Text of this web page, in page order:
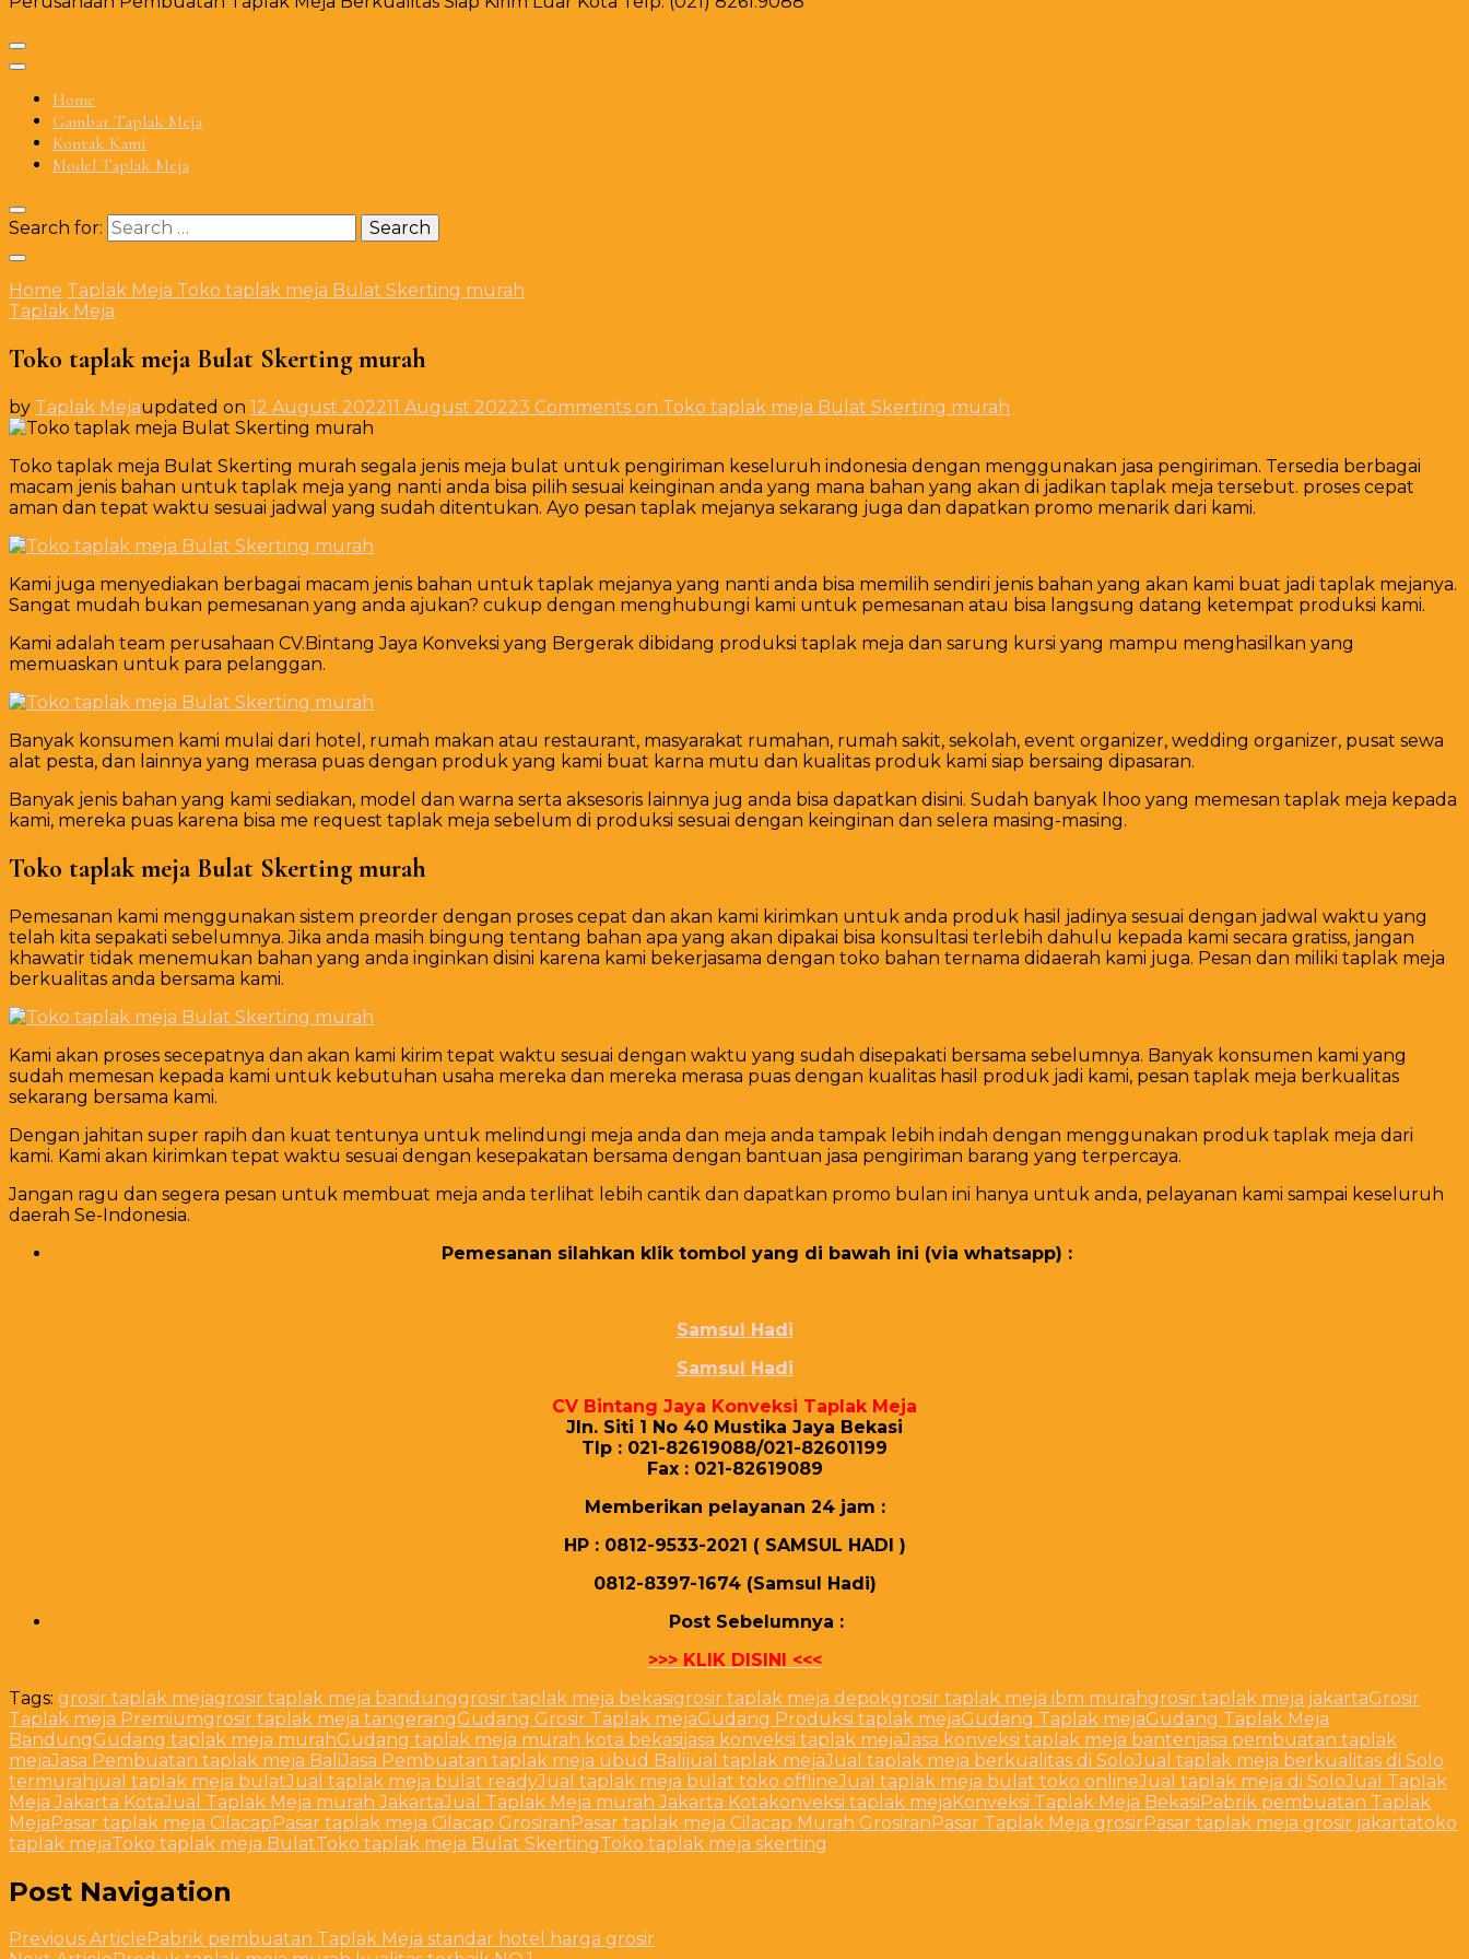
Home
Gambar Taplak Meja
Kontak Kami
Model Taplak Meja
Search for:
Home Taplak Meja Toko taplak meja Bulat Skerting murah
Taplak Meja
Toko taplak meja Bulat Skerting murah
by Taplak Mejaupdated on 12 August 202211 August 20223 Comments on Toko taplak meja Bulat Skerting murah
Toko taplak meja Bulat Skerting murah segala jenis meja bulat untuk pengiriman keseluruh indonesia dengan menggunakan jasa pengiriman. Tersedia berbagai
macam jenis bahan untuk taplak meja yang nanti anda bisa pilih sesuai keinginan anda yang mana bahan yang akan di jadikan taplak meja tersebut. proses cepat
aman dan tepat waktu sesuai jadwal yang sudah ditentukan. Ayo pesan taplak mejanya sekarang juga dan dapatkan promo menarik dari kami.
Kami juga menyediakan berbagai macam jenis bahan untuk taplak mejanya yang nanti anda bisa memilih sendiri jenis bahan yang akan kami buat jadi taplak mejanya.
Sangat mudah bukan pemesanan yang anda ajukan? cukup dengan menghubungi kami untuk pemesanan atau bisa langsung datang ketempat produksi kami.
Kami adalah team perusahaan CV.Bintang Jaya Konveksi yang Bergerak dibidang produksi taplak meja dan sarung kursi yang mampu menghasilkan yang
memuaskan untuk para pelanggan.
Banyak konsumen kami mulai dari hotel, rumah makan atau restaurant, masyarakat rumahan, rumah sakit, sekolah, event organizer, wedding organizer, pusat sewa
alat pesta, dan lainnya yang merasa puas dengan produk yang kami buat karna mutu dan kualitas produk kami siap bersaing dipasaran.
Banyak jenis bahan yang kami sediakan, model dan warna serta aksesoris lainnya jug anda bisa dapatkan disini. Sudah banyak lhoo yang memesan taplak meja kepada
kami, mereka puas karena bisa me request taplak meja sebelum di produksi sesuai dengan keinginan dan selera masing-masing.
Toko taplak meja Bulat Skerting murah
Pemesanan kami menggunakan sistem preorder dengan proses cepat dan akan kami kirimkan untuk anda produk hasil jadinya sesuai dengan jadwal waktu yang
telah kita sepakati sebelumnya. Jika anda masih bingung tentang bahan apa yang akan dipakai bisa konsultasi terlebih dahulu kepada kami secara gratiss, jangan
khawatir tidak menemukan bahan yang anda inginkan disini karena kami bekerjasama dengan toko bahan ternama didaerah kami juga. Pesan dan miliki taplak meja
berkualitas anda bersama kami.
Kami akan proses secepatnya dan akan kami kirim tepat waktu sesuai dengan waktu yang sudah disepakati bersama sebelumnya. Banyak konsumen kami yang
sudah memesan kepada kami untuk kebutuhan usaha mereka dan mereka merasa puas dengan kualitas hasil produk jadi kami, pesan taplak meja berkualitas
sekarang bersama kami.
Dengan jahitan super rapih dan kuat tentunya untuk melindungi meja anda dan meja anda tampak lebih indah dengan menggunakan produk taplak meja dari
kami. Kami akan kirimkan tepat waktu sesuai dengan kesepakatan bersama dengan bantuan jasa pengiriman barang yang terpercaya.
Jangan ragu dan segera pesan untuk membuat meja anda terlihat lebih cantik dan dapatkan promo bulan ini hanya untuk anda, pelayanan kami sampai keseluruh
daerah Se-Indonesia.
Pemesanan silahkan klik tombol yang di bawah ini (via whatsapp) :
Samsul Hadi
Samsul Hadi
CV Bіntаng Jауа Konveksi Tарlаk Mеја
Jln. Sіtі 1 Nо 40 Muѕtіkа Jауа Bеkаѕі
Tlр : 021-82619088/021-82601199
Fаx : 021-82619089
Mеmbеrіkаn реlауаnаn 24 јаm :
HP : 0812-9533-2021 ( SAMSUL HADI )
0812-8397-1674 (Samsul Hadi)
Post Sebelumnya :
>>> KLIK DISINI <<<
Tags: grosir taplak mejagrosir taplak meja bandunggrosir taplak meja bekasigrosir taplak meja depokgrosir taplak meja ibm murahgrosir taplak meja jakartaGrosir
Taplak meja Premiumgrosir taplak meja tangerangGudang Grosir Taplak mejaGudang Produksi taplak mejaGudang Taplak mejaGudang Taplak Meja
BandungGudang taplak meja murahGudang taplak meja murah kota bekasijasa konveksi taplak mejaJasa konveksi taplak meja bantenjasa pembuatan taplak
mejaJasa Pembuatan taplak meja BaliJasa Pembuatan taplak meja ubud Balijual taplak mejaJual taplak meja berkualitas di SoloJual taplak meja berkualitas di Solo
termurahjual taplak meja bulatJual taplak meja bulat readyJual taplak meja bulat toko offlineJual taplak meja bulat toko onlineJual taplak meja di SoloJual Taplak
Meja Jakarta KotaJual Taplak Meja murah JakartaJual Taplak Meja murah Jakarta Kota konveksi taplak mejaKonveksi Taplak Meja BekasiPabrik pembuatan Taplak
MejaPasar taplak meja CilacapPasar taplak meja Cilacap GrosiranPasar taplak meja Cilacap Murah GrosiranPasar Taplak Meja grosirPasar taplak meja grosir jakartatoko
taplak mejaToko taplak meja BulatToko taplak meja Bulat SkertingToko taplak meja skerting
Post Navigation
Previous Article Pabrik pembuatan Taplak Meja standar hotel harga grosir